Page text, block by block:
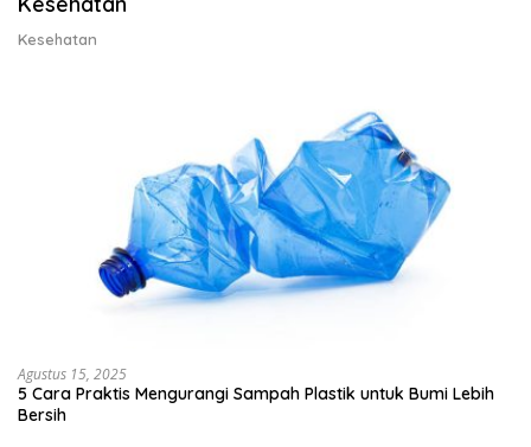
Kesehatan
Agustus 15, 2025
5 Cara Praktis Mengurangi Sampah Plastik untuk Bumi Lebih
Bersih